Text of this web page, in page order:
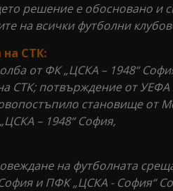
решение е обосновано и
на всички футболни
на СТК:
от ФК „ЦСКА – 1948“
СТК; потвърждение от
становище от
– 1948“ София,
на футболната
и ПФК „ЦСКА - София“